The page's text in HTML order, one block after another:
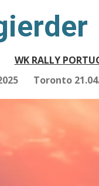
WK RALLY
Toronto